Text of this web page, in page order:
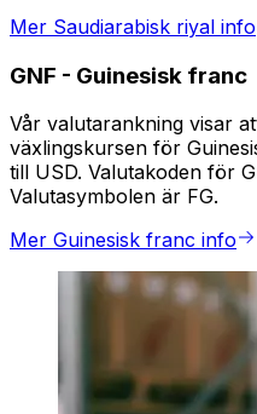
Mer Saudiarabisk riyal info
GNF - Guinesisk franc
Vår valutarankning visar
växlingskursen för
till USD. Valutakoden för
Valutasymbolen är FG.
Mer Guinesisk franc info